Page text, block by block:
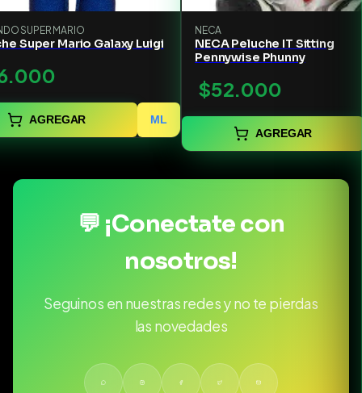
SUPER MARIO
Super Mario Galaxy Luigi
AGREGAR ML
NECA
NECA Peluche IT Sitting
Pennywise Phunny
$52.000
AGREGAR
💬 ¡Conectate con
nosotros!
Seguinos en nuestras redes y no te pierdas
las novedades